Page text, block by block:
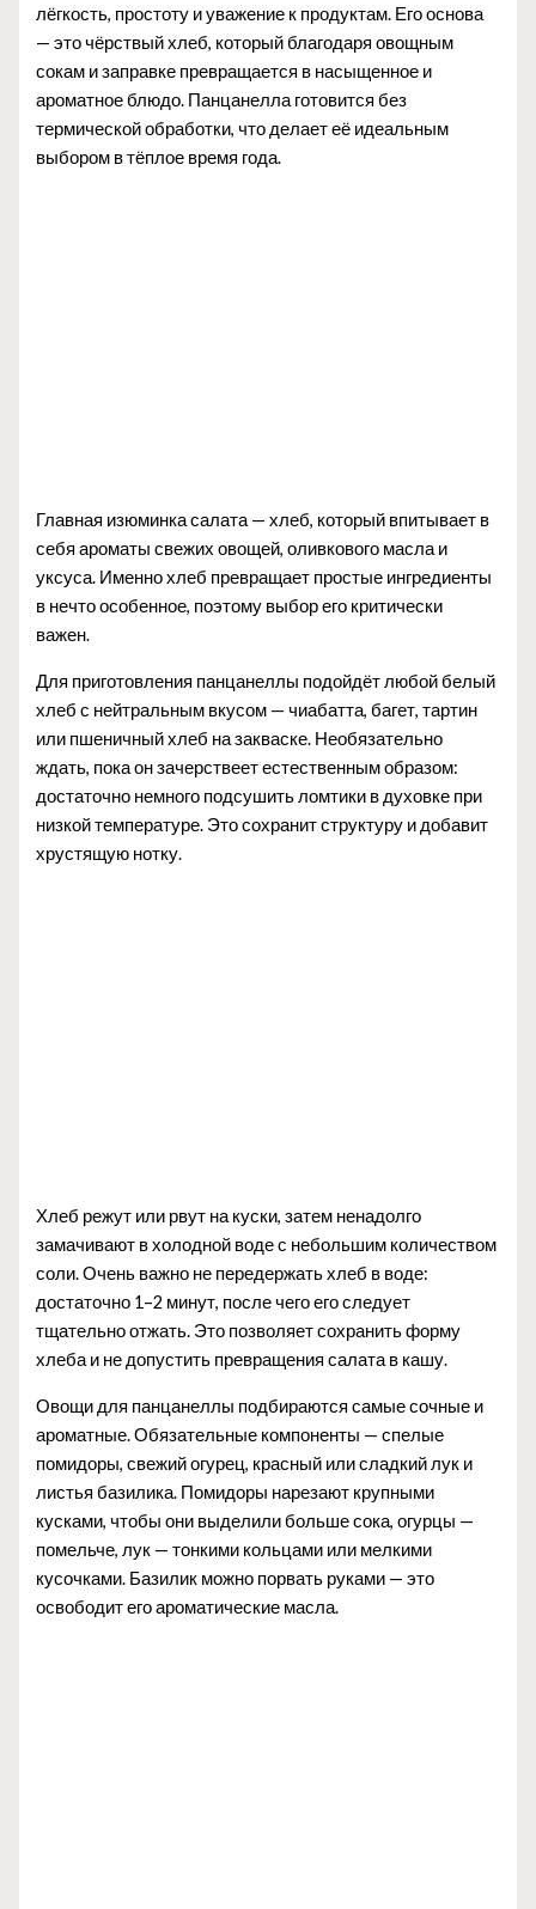
лёгкость, простоту и уважение к продуктам. Его основа
— это чёрствый хлеб, который благодаря овощным
сокам и заправке превращается в насыщенное и
ароматное блюдо. Панцанелла готовится без
термической обработки, что делает её идеальным
выбором в тёплое время года.
Главная изюминка салата — хлеб, который впитывает в
себя ароматы свежих овощей, оливкового масла и
уксуса. Именно хлеб превращает простые ингредиенты
в нечто особенное, поэтому выбор его критически
важен.
Для приготовления панцанеллы подойдёт любой белый
хлеб с нейтральным вкусом — чиабатта, багет, тартин
или пшеничный хлеб на закваске. Необязательно
ждать, пока он зачерствеет естественным образом:
достаточно немного подсушить ломтики в духовке при
низкой температуре. Это сохранит структуру и добавит
хрустящую нотку.
Хлеб режут или рвут на куски, затем ненадолго
замачивают в холодной воде с небольшим количеством
соли. Очень важно не передержать хлеб в воде:
достаточно 1–2 минут, после чего его следует
тщательно отжать. Это позволяет сохранить форму
хлеба и не допустить превращения салата в кашу.
Овощи для панцанеллы подбираются самые сочные и
ароматные. Обязательные компоненты — спелые
помидоры, свежий огурец, красный или сладкий лук и
листья базилика. Помидоры нарезают крупными
кусками, чтобы они выделили больше сока, огурцы —
помельче, лук — тонкими кольцами или мелкими
кусочками. Базилик можно порвать руками — это
освободит его ароматические масла.